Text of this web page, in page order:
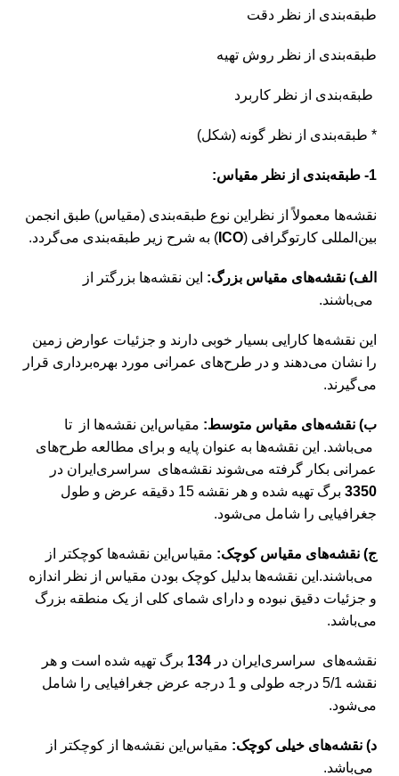
طبقه‌بندی از نظر دقت
طبقه‌بندی از نظر روش تهیه
طبقه‌بندی از نظر کاربرد
* طبقه‌بندی از نظر گونه (شکل)
1- طبقه‌بندی از نظر مقیاس:
نقشه‌ها معمولاً از نظر‌این نوع طبقه‌بندی (مقیاس) طبق انجمن
بین‌المللی کارتوگرافی (ICO ) به شرح زیر طبقه‌بندی می‌گردد.
الف) نقشه‌های مقیاس بزرگ: ‌ این نقشه‌ها بزرگتر از
می‌باشند.
این نقشه‌ها کارایی بسیار خوبی دارند و جزئیات عوارض زمین
را نشان می‌دهند و در طرح‌های عمرانی مورد بهره‌برداری قرار
می‌گیرند.
ب) نقشه‌های مقیاس متوسط: مقیاس‌این نقشه‌ها از تا
می‌باشد. ‌این نقشه‌ها به عنوان پایه و برای مطالعه طرح‌های
عمرانی بکار گرفته می‌شوند نقشه‌های سراسری‌ایران در
3350
برگ تهیه شده و هر نقشه 15 دقیقه عرض و طول
جغرافیایی را شامل می‌شود.
ج) نقشه‌های مقیاس کوچک: مقیاس‌این نقشه‌ها کوچکتر از
می‌باشند.‌این نقشه‌ها بدلیل کوچک بودن مقیاس از نظر اندازه
و جزئیات دقیق نبوده و دارای شمای کلی از یک منطقه بزرگ
می‌باشد.
نقشه‌های سراسری‌ایران در 134 برگ تهیه شده است و هر
نقشه 5/1 درجه طولی و 1 درجه عرض جغرافیایی را شامل
می‌شود.
د) نقشه‌های خیلی کوچک: مقیاس‌این نقشه‌ها از کوچکتر از
می‌باشد.